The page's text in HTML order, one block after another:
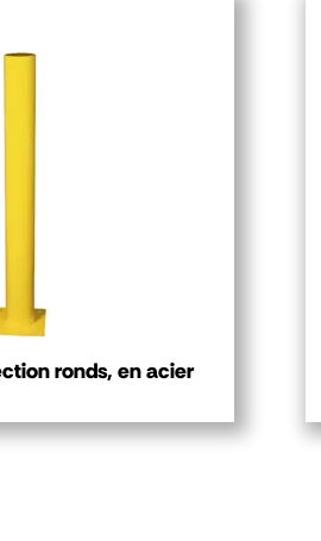
ronds, en acier